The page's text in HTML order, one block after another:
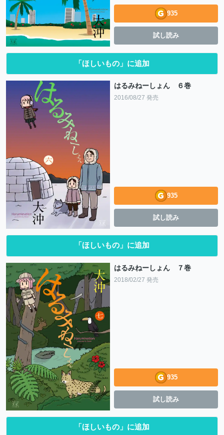
935
試し読み
「ほしいもの」に追加
はるみねーしょん ６巻
2016/08/27 発売
935
試し読み
「ほしいもの」に追加
はるみねーしょん ７巻
2018/02/27 発売
935
試し読み
「ほしいもの」に追加